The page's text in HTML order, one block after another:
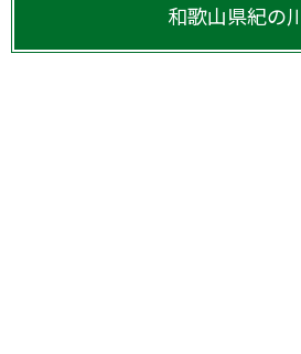
和歌山県紀の